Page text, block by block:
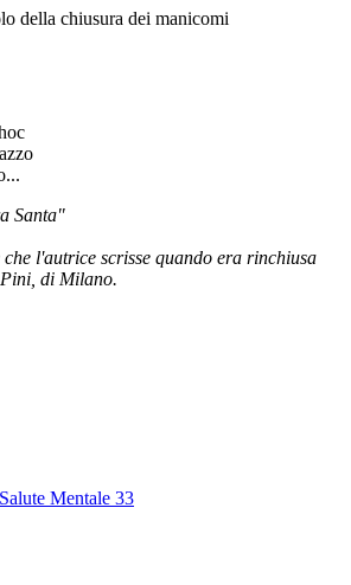
della chiusura dei manicomi
Santa"
l'autrice scrisse quando era rinchiusa
di Milano.
Mentale 33